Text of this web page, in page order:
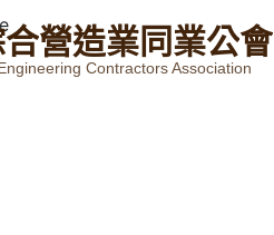
合營造業同業公會
Contractors Association